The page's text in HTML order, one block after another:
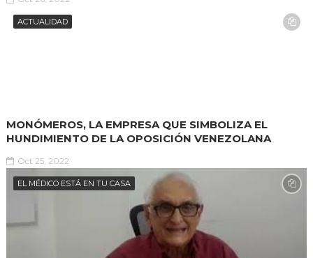
ACTUALIDAD
MONÓMEROS, LA EMPRESA QUE SIMBOLIZA EL
HUNDIMIENTO DE LA OPOSICIÓN VENEZOLANA
Oct 25, 2022
EL MÉDICO ESTÁ EN TU CASA